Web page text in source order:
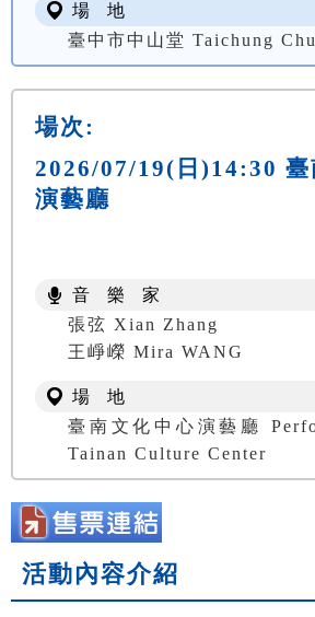
場 地
臺中市中山堂 Taichung
場次:
2026/07/19(日)14:30 臺
演藝廳
音 樂 家
張弦 Xian Zhang
王崢嶸 Mira WANG
場 地
臺南文化中心演藝廳
Tainan Culture Center
活動內容介紹